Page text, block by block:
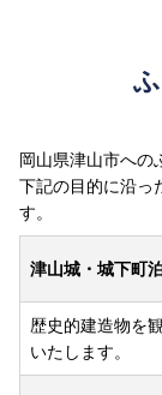
岡山県津山市への
下記の目的に沿っ
す。
津山城・城下町
歴史的建造物を
いたします。